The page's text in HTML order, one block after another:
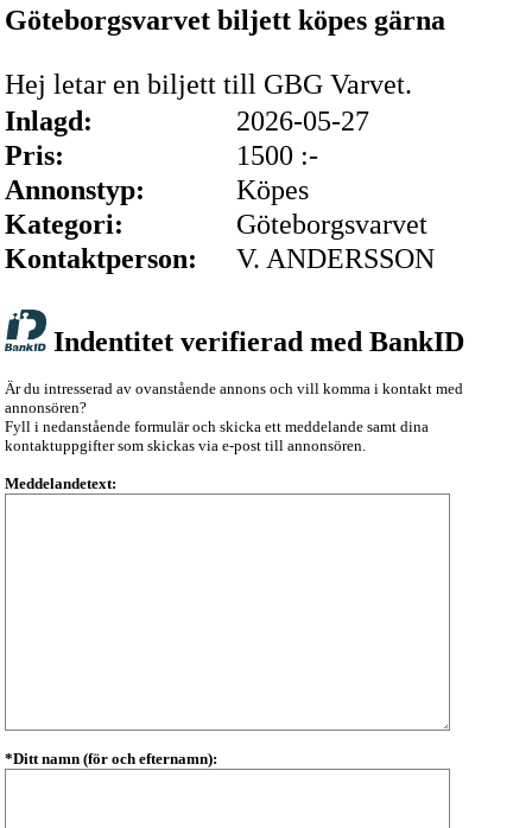
Göteborgsvarvet biljett köpes gärna
Hej letar en biljett till GBG Varvet.
Inlagd:
2026-05-27
Pris:
1500 :-
Annonstyp:
Köpes
Kategori:
Göteborgsvarvet
Kontaktperson:
V. ANDERSSON
Indentitet verifierad med BankID
Är du intresserad av ovanstående annons och vill komma i kontakt med
annonsören?
Fyll i nedanstående formulär och skicka ett meddelande samt dina
kontaktuppgifter som skickas via e-post till annonsören.
Meddelandetext:
*Ditt namn (för och efternamn):